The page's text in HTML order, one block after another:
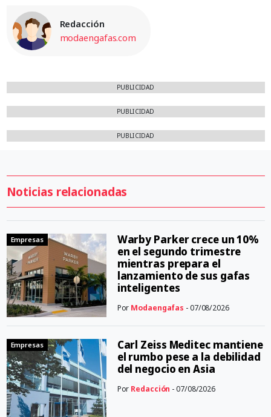
Redacción
modaengafas.com
PUBLICIDAD
PUBLICIDAD
PUBLICIDAD
Noticias relacionadas
Empresas
Warby Parker crece un 10%
en el segundo trimestre
mientras prepara el
lanzamiento de sus gafas
inteligentes
Por Modaengafas - 07/08/2026
Empresas
Carl Zeiss Meditec mantiene
el rumbo pese a la debilidad
del negocio en Asia
Por Redacción - 07/08/2026